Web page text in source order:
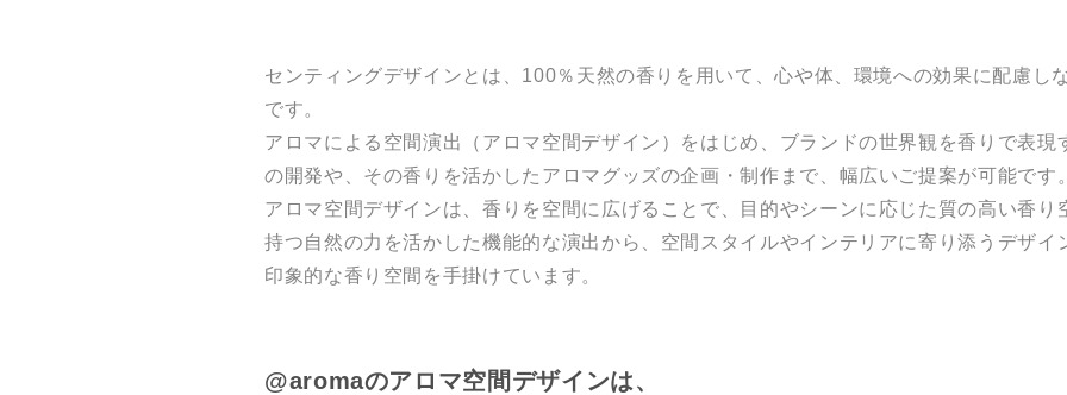
センティングデザインとは、100％天然の香りを用いて、心や体、環境への効果に配慮し
です。
アロマによる空間演出（アロマ空間デザイン）をはじめ、ブランドの世界観を香りで表現
の開発や、その香りを活かしたアロマグッズの企画・制作まで、幅広いご提案が可能です。
アロマ空間デザインは、香りを空間に広げることで、目的やシーンに応じた質の高い香り
持つ自然の力を活かした機能的な演出から、空間スタイルやインテリアに寄り添うデザイ
印象的な香り空間を手掛けています。
@aromaのアロマ空間デザインは、